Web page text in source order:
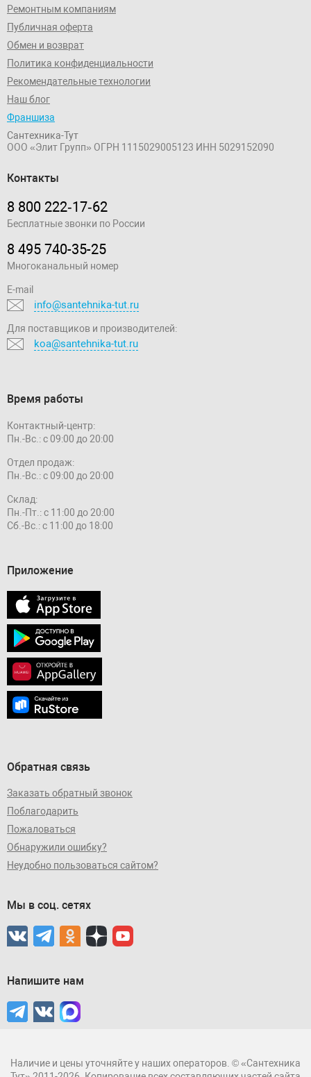
Ремонтным компаниям
Публичная оферта
Обмен и возврат
Политика конфиденциальности
Рекомендательные технологии
Наш блог
Франшиза
Сантехника-Тут
ООО «Элит Групп» ОГРН 1115029005123 ИНН 5029152090
Контакты
8 800 222‑17‑62
Бесплатные звонки по России
8 495 740-35-25
Многоканальный номер
E-mail
info@santehnika-tut.ru
Для поставщиков и производителей:
koa@santehnika-tut.ru
Время работы
Контактный-центр:
Пн.-Вс.: с 09:00 до 20:00
Отдел продаж:
Пн.-Вс.: с 09:00 до 20:00
Склад:
Пн.-Пт.: с 11:00 до 20:00
Сб.-Вс.: с 11:00 до 18:00
Приложение
Обратная связь
Заказать обратный звонок
Поблагодарить
Пожаловаться
Обнаружили ошибку?
Неудобно пользоваться сайтом?
Мы в соц. сетях
Напишите нам
Наличие и цены уточняйте у наших операторов. © «Сантехника